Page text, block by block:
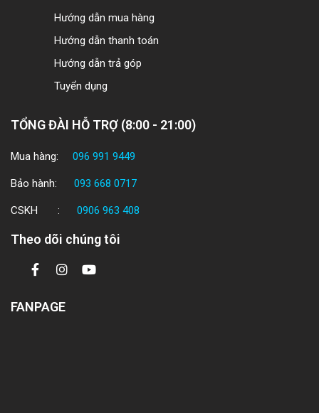
Hướng dẫn mua hàng
Hướng dẫn thanh toán
Hướng dẫn trả góp
Tuyển dụng
TỔNG ĐÀI HỖ TRỢ (8:00 - 21:00)
Mua hàng: 096 991 9449
Bảo hành: 093 668 0717
CSKH : 0906 963 408
Theo dõi chúng tôi
FANPAGE